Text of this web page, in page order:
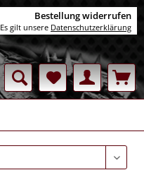
Bestellung widerrufen
Es gilt unsere Datenschutzerklärung